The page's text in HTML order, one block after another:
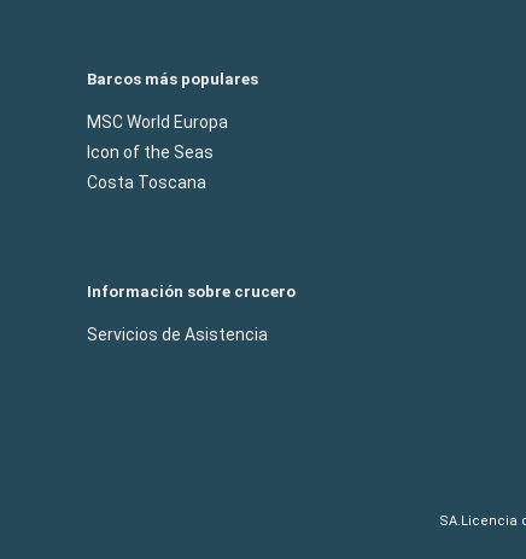
Barcos más populares
MSC World Europa
Icon of the Seas
Costa Toscana
Información sobre crucero
Servicios de Asistencia
SA.Licencia